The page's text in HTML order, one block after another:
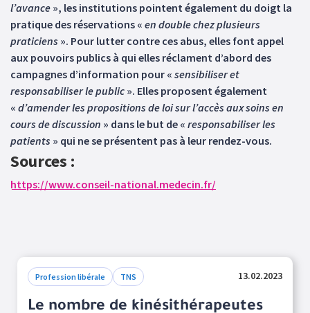
l’avance », les institutions pointent également du doigt la
pratique des réservations « en double chez plusieurs
praticiens ». Pour lutter contre ces abus, elles font appel
aux pouvoirs publics à qui elles réclament d’abord des
campagnes d’information pour « sensibiliser et
responsabiliser le public ». Elles proposent également
« d’amender les propositions de loi sur l’accès aux soins en
cours de discussion » dans le but de « responsabiliser les
patients » qui ne se présentent pas à leur rendez-vous.
Sources :
https://www.conseil-national.medecin.fr/
Profession libérale TNS 13.02.2023
Le nombre de kinésithérapeutes